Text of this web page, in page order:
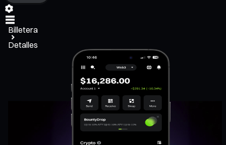
Billetera
Detalles